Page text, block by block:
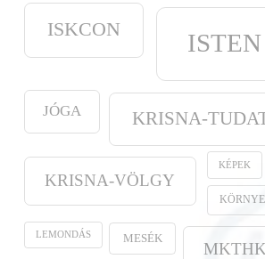
ISKCON ISTEN
JÓGA KRISNA-
KRISNA-VÖLGY
KÉPEK
LEMONDÁS MESÉK
MKTHK